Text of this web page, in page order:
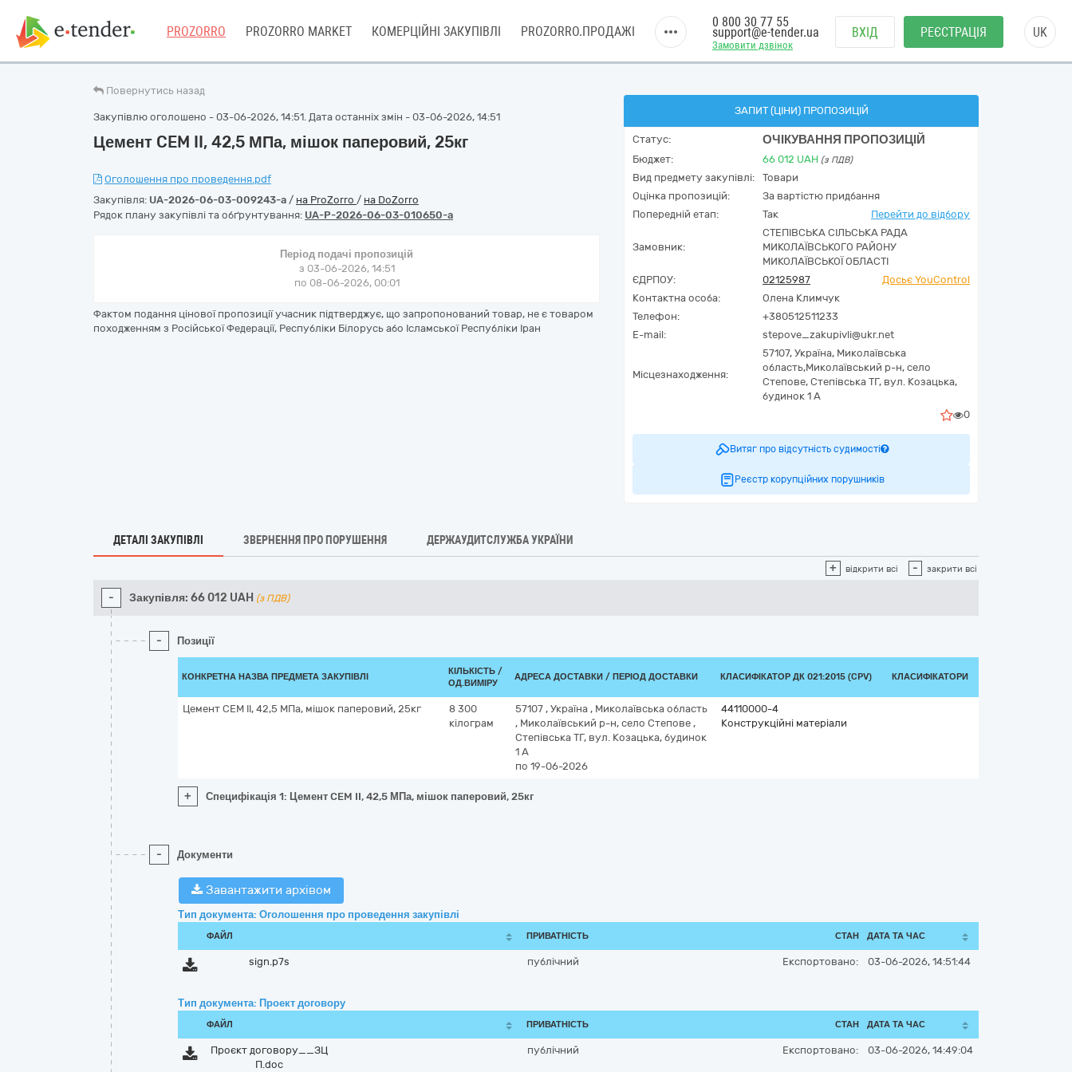
PROZORRO PROZORRO MARKET КОМЕРЦІЙНІ ЗАКУПІВЛІ PROZORRO.ПРОДАЖІ
Замовити дзвінок
0 800 30 77 55
support@e-tender.ua ВХІД РЕЄСТРАЦІЯ UK
Повернутись назад
Закупівлю оголошено - 03-06-2026, 14:51. Дата останніх змін - 03-06-2026, 14:51
Цемент CEM II, 42,5 МПа, мішок паперовий, 25кг
Оголошення про проведення.pdf
Закупівля: UA-2026-06-03-009243-a / на ProZorro / на DoZorro
Рядок плану закупівлі та обґрунтування: UA-P-2026-06-03-010650-a
Період подачі пропозицій
з 03-06-2026, 14:51
по 08-06-2026, 00:01
Фактом подання цінової пропозиції учасник підтверджує, що запропонований товар, не є товаром
походженням з Російської Федерації, Республіки Білорусь або Ісламської Республіки Іран
ЗАПИТ (ЦІНИ) ПРОПОЗИЦІЙ
Статус: ОЧІКУВАННЯ ПРОПОЗИЦІЙ
Бюджет: 66 012 UAH (з ПДВ)
Вид предмету закупівлі:
Товари
Оцінка пропозицій:
За вартістю придбання
Попередній етап:
Так Перейти до відбору
Замовник:
СТЕПІВСЬКА СІЛЬСЬКА РАДА
МИКОЛАЇВСЬКОГО РАЙОНУ
МИКОЛАЇВСЬКОЇ ОБЛАСТІ
ЄДРПОУ:
02125987
Досьє YouControl
Контактна особа:
Олена Климчук
Телефон:
+380512511233
E-mail:
stepove_zakupivli@ukr.net
Місцезнаходження:
57107, Україна, Миколаївська
область,Миколаївський р-н, село
Степове, Степівська ТГ, вул. Козацька,
будинок 1 А
0
Витяг про відсутність судимості
Реєстр корупційних порушників
ДЕТАЛІ ЗАКУПІВЛІ ЗВЕРНЕННЯ ПРО ПОРУШЕННЯ ДЕРЖАУДИТСЛУЖБА УКРАЇНИ
+ відкрити всі - закрити всі
- Закупівля: 66 012 UAH (з ПДВ)
- Позиції
КОНКРЕТНА НАЗВА ПРЕДМЕТА ЗАКУПІВЛІ
КІЛЬКІСТЬ /
ОД.ВИМІРУ
АДРЕСА ДОСТАВКИ / ПЕРІОД ДОСТАВКИ КЛАСИФІКАТОР ДК 021:2015 (CPV) КЛАСИФІКАТОРИ
Цемент CEM II, 42,5 МПа, мішок паперовий, 25кг
8 300
кілограм
57107 , Україна , Миколаївська область
, Миколаївський р-н, село Степове ,
Степівська ТГ, вул. Козацька, будинок
1 А
по 19-06-2026
44110000-4
Конструкційні матеріали
+ Специфікація 1: Цемент CEM II, 42,5 МПа, мішок паперовий, 25кг
- Документи
Завантажити архівом
Тип документа: Оголошення про проведення закупівлі
ФАЙЛ ПРИВАТНІСТЬ СТАН ДАТА ТА ЧАС
sign.p7s публічний Експортовано: 03-06-2026, 14:51:44
Тип документа: Проект договору
ФАЙЛ ПРИВАТНІСТЬ СТАН ДАТА ТА ЧАС
Проєкт договору__ЗЦ
П.doc
публічний Експортовано: 03-06-2026, 14:49:04